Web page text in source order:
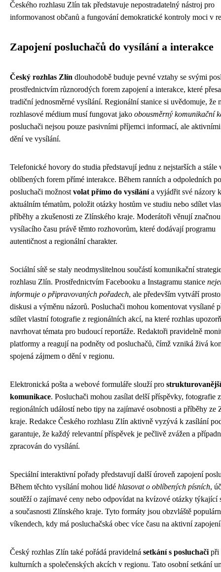
Českého rozhlasu Zlín tak představuje nepostradatelný nástroj pro
informovanost občanů a fungování demokratické kontroly moci v
Zapojení posluchačů do vysílání a interakce
Český rozhlas Zlín dlouhodobě buduje pevné vztahy se svými
prostřednictvím různorodých forem zapojení a interakce, které
tradiční jednosměrné vysílání. Regionální stanice si uvědomuje, že
rozhlasové médium musí fungovat jako obousměrný komunikační
posluchači nejsou pouze pasivními příjemci informací, ale
dění ve vysílání.
Telefonické hovory do studia představují jednu z nejstarších a stále
oblíbených forem přímé interakce. Během ranních a odpoledních
posluchači možnost volat přímo do vysílánía vyjádřit své názory k
aktuálním tématům, položit otázky hostům ve studiu nebo sdílet
příběhy a zkušenosti ze Zlínského kraje. Moderátoři věnují značnou
vysílacího času právě těmto rozhovorům, které dodávají programu
autentičnost a regionální charakter.
Sociální sítě se staly neodmyslitelnou součástí komunikační
rozhlasu Zlín. Prostřednictvím Facebooku a Instagramu stanice
informuje o připravovaných pořadech, ale především vytváří
diskusi a výměnu názorů. Posluchači mohou komentovat vysílané
sdílet vlastní fotografie z regionálních akcí, na které rozhlas
navrhovat témata pro budoucí reportáže. Redaktoři pravidelně
platformy a reagují na podněty od posluchačů, čímž vzniká živá
spojená zájmem o dění v regionu.
Elektronická pošta a webové formuláře slouží pro
komunikace. Posluchači mohou zasílat delší příspěvky, fotografie z
regionálních událostí nebo tipy na zajímavé osobnosti a příběhy ze
kraje. Redakce Českého rozhlasu Zlín aktivně vyzývá k zasílání
garantuje, že každý relevantní příspěvek je pečlivě zvážen a
zpracován do vysílání.
Speciální interaktivní pořady představují další úroveň zapojení
Během těchto vysílání mohou lidé hlasovat o oblíbených písních,
soutěží o zajímavé ceny nebo odpovídat na kvízové otázky týkající
a současnosti Zlínského kraje. Tyto formáty jsou obzvláště
víkendech, kdy má posluchačská obec více času na aktivní
Český rozhlas Zlín také pořádá pravidelná setkání s posluchači při
kulturních a společenských akcích v regionu. Tato osobní setkání